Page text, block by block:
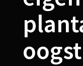
oogst